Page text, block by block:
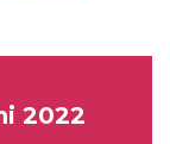
2022